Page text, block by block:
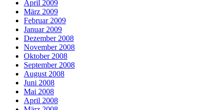
April 2009
März 2009
Februar 2009
Januar 2009
Dezember 2008
November 2008
Oktober 2008
September 2008
August 2008
Juni 2008
Mai 2008
April 2008